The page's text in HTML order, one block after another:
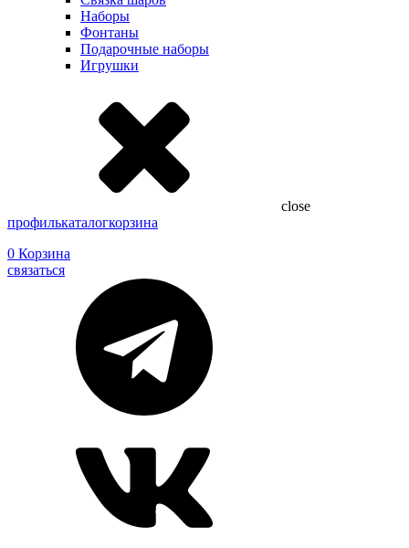
Наборы
Фонтаны
Подарочные наборы
Игрушки
close
профилькаталогкорзина
0 Корзина
связаться